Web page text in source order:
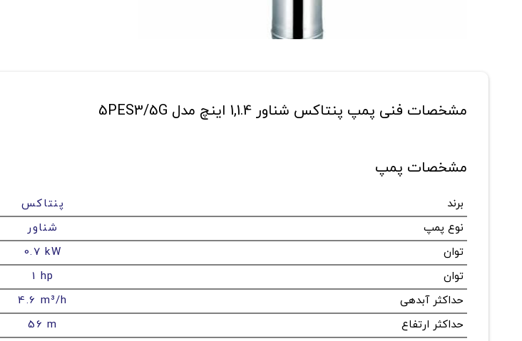
مشخصات فنی پمپ پنتاکس شناور 1,1.4 اینچ مدل 5PES3/5G
مشخصات پمپ
برند پنتاکس
نوع پمپ
شناور
توان
0.7 kW
توان
1 hp
حداکثر آبدهی
4.6 m³/h
حداکثر ارتفاع
56 m